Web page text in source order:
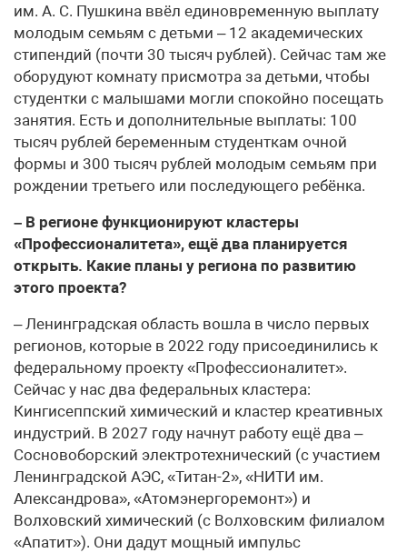
им. А. С. Пушкина ввёл единовременную выплату
молодым семьям с детьми – 12 академических
стипендий (почти 30 тысяч рублей). Сейчас там же
оборудуют комнату присмотра за детьми, чтобы
студентки с малышами могли спокойно посещать
занятия. Есть и дополнительные выплаты: 100
тысяч рублей беременным студенткам очной
формы и 300 тысяч рублей молодым семьям при
рождении третьего или последующего ребёнка.
– В регионе функционируют кластеры
«Профессионалитета», ещё два планируется
открыть. Какие планы у региона по развитию
этого проекта?
– Ленинградская область вошла в число первых
регионов, которые в 2022 году присоединились к
федеральному проекту «Профессионалитет».
Сейчас у нас два федеральных кластера:
Кингисеппский химический и кластер креативных
индустрий. В 2027 году начнут работу ещё два –
Сосновоборский электротехнический (с участием
Ленинградской АЭС, «Титан-2», «НИТИ им.
Александрова», «Атомэнергоремонт») и
Волховский химический (с Волховским филиалом
«Апатит»). Они дадут мощный импульс